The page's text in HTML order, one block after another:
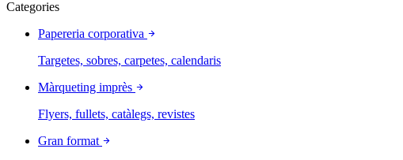
Categories
Papereria corporativa
Targetes, sobres, carpetes, calendaris
Màrqueting imprès
Flyers, fullets, catàlegs, revistes
Gran format